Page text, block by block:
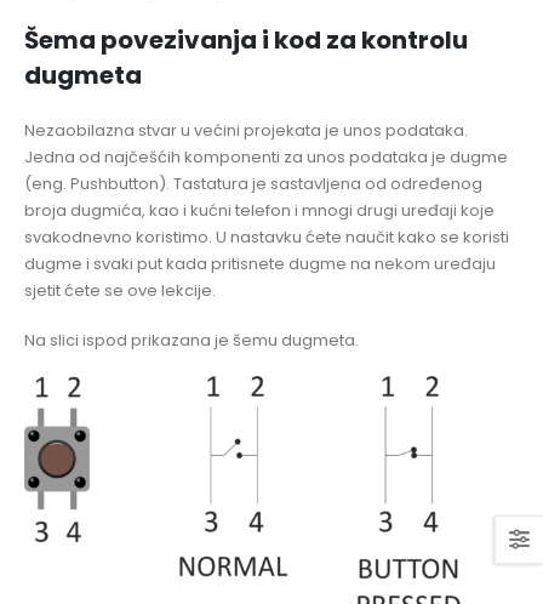
SVIJETU
–
PULL-
UP
/
PULL-
DOWN
Šema povezivanja i kod za kontrolu
dugmeta
Nezaobilazna stvar u većini projekata je unos podataka.
Jedna od najčešćih komponenti za unos podataka je dugme
(eng. Pushbutton). Tastatura je sastavljena od određenog
broja dugmića, kao i kućni telefon i mnogi drugi uređaji koje
svakodnevno koristimo. U nastavku ćete naučit kako se koristi
dugme i svaki put kada pritisnete dugme na nekom uređaju
sjetit ćete se ove lekcije.
Na slici ispod prikazana je šemu dugmeta.